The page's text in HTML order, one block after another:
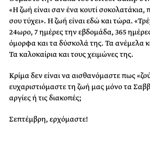
«Η ζωή είναι σαν ένα κουτί σοκολατάκια,
σου τύχει». Η ζωή είναι εδώ και τώρα.
24ωρο, 7 ημέρες την εβδομάδα, 365
όμορφα και τα δύσκολά της. Τα ανέμελα
Τα καλοκαίρια και τους χειμώνες της.
Κρίμα δεν είναι να αισθανόμαστε πως
ευχαριστιόμαστε τη ζωή μας μόνο τα
αργίες ή τις διακοπές;
Σεπτέμβρη, ερχόμαστε!